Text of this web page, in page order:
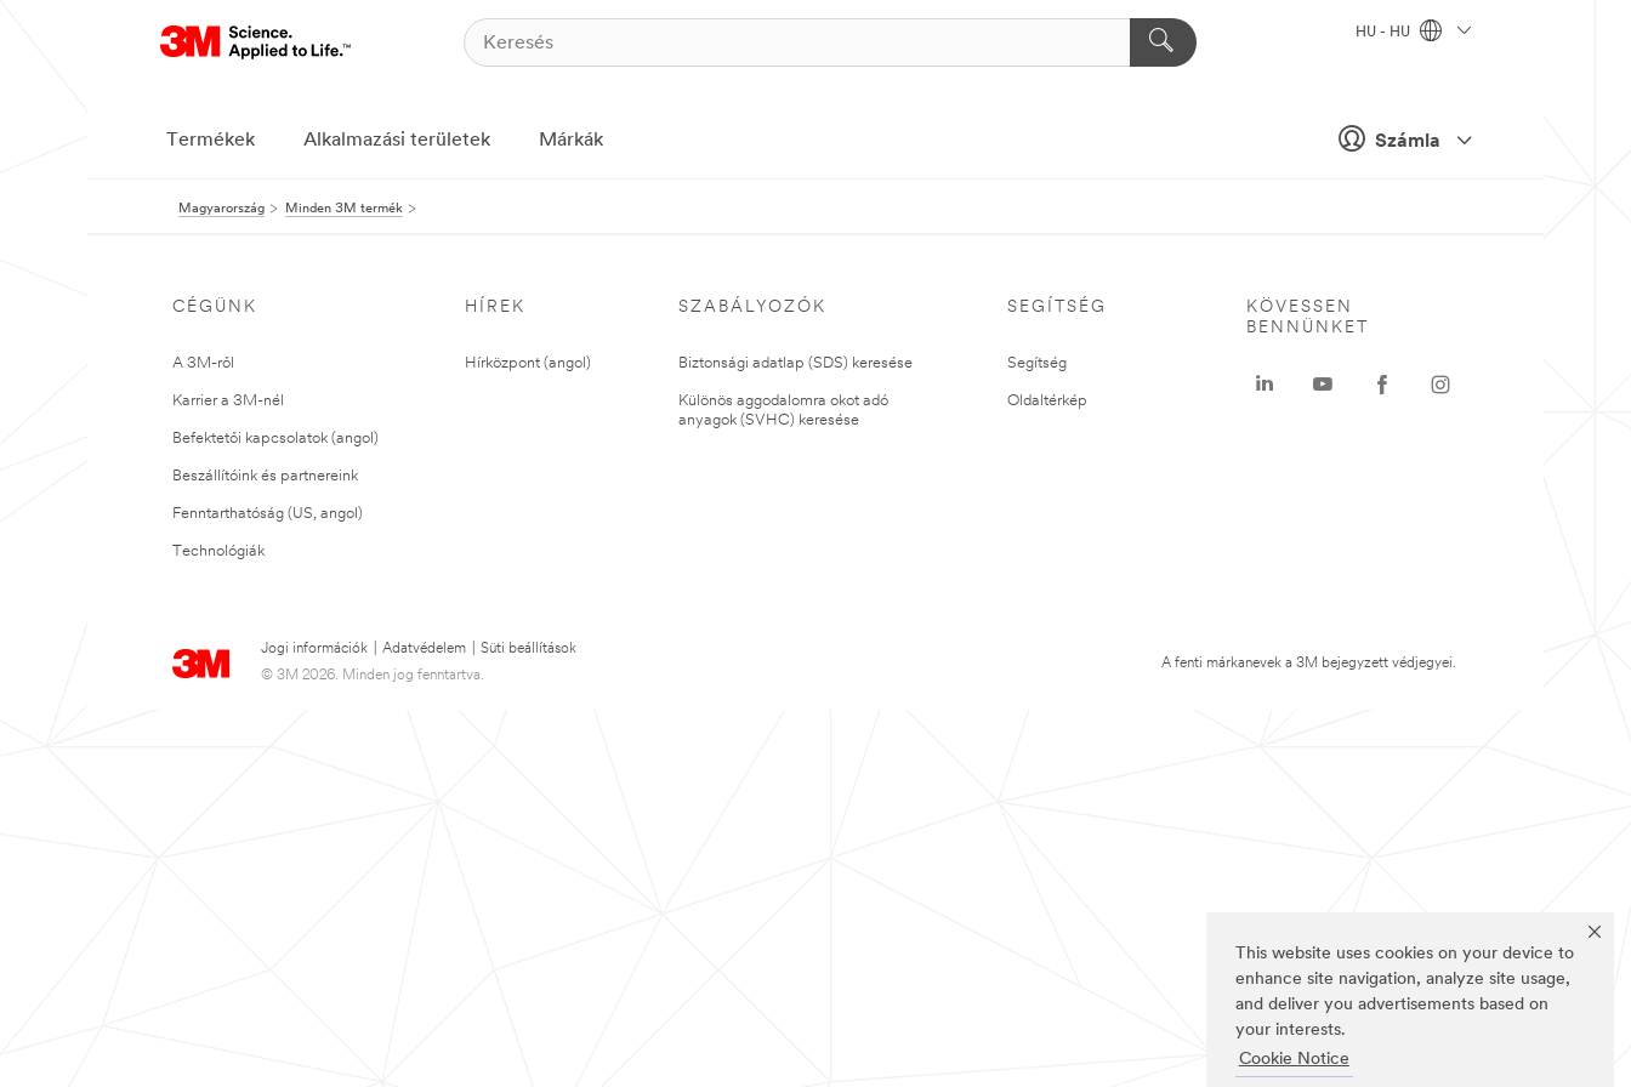
This website uses cookies on your device to
enhance site navigation, analyze site usage,
and deliver you advertisements based on
your interests.
Cookie Notice
Számla
HU - HU
Termékek Alkalmazási területek Márkák
Magyarország Minden 3M termék
CÉGÜNK
A 3M-ről
Karrier a 3M-nél
Befektetői kapcsolatok (angol)
Beszállítóink és partnereink
Fenntarthatóság (US, angol)
Technológiák
HÍREK
Hírközpont (angol)
SZABÁLYOZÓK
Biztonsági adatlap (SDS) keresése
Különös aggodalomra okot adó
anyagok (SVHC) keresése
SEGÍTSÉG
Segítség
Oldaltérkép
Jogi információk Adatvédelem
Süti beállítások
© 3M 2026. Minden jog fenntartva.
KÖVESSEN
BENNÜNKET
A fenti márkanevek a 3M bejegyzett védjegyei.